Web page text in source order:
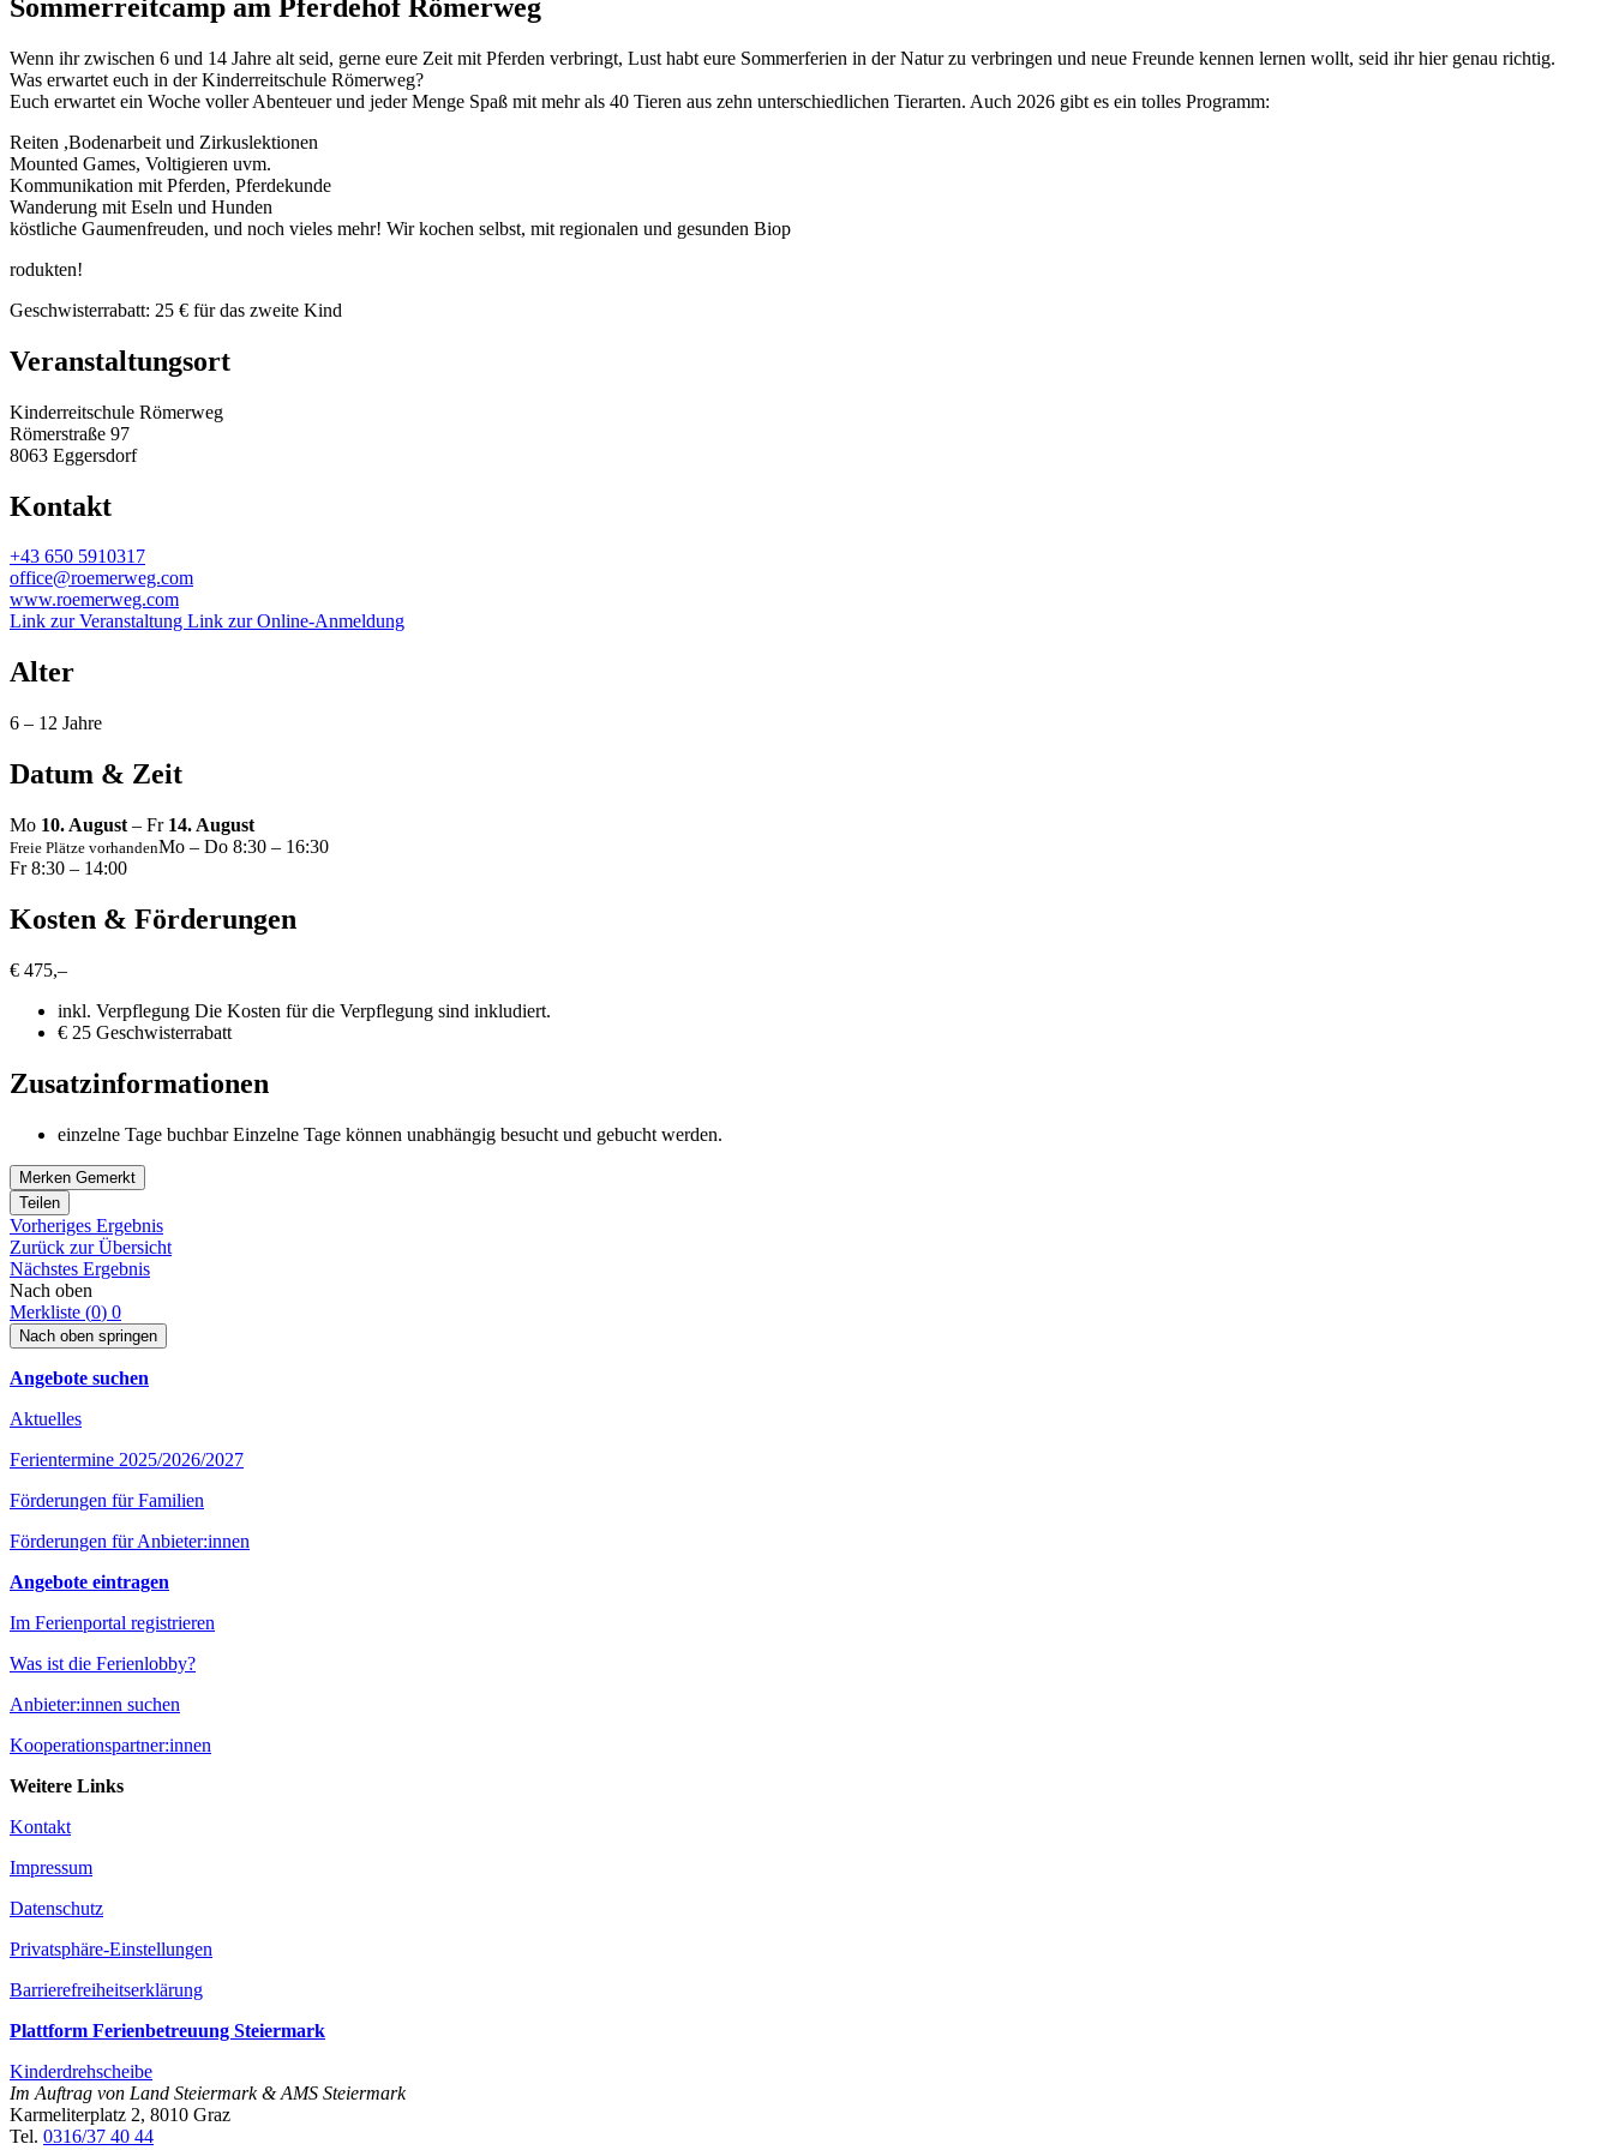
Sommerreitcamp am Pferdehof Römerweg
Wenn ihr zwischen 6 und 14 Jahre alt seid, gerne eure Zeit mit Pferden verbringt, Lust habt eure Sommerferien in der Natur zu verbringen und neue Freunde kennen lernen wollt, seid ihr hier genau richtig.
Was erwartet euch in der Kinderreitschule Römerweg?
Euch erwartet ein Woche voller Abenteuer und jeder Menge Spaß mit mehr als 40 Tieren aus zehn unterschiedlichen Tierarten. Auch 2026 gibt es ein tolles Programm:
Reiten ,Bodenarbeit und Zirkuslektionen
Mounted Games, Voltigieren uvm.
Kommunikation mit Pferden, Pferdekunde
Wanderung mit Eseln und Hunden
köstliche Gaumenfreuden, und noch vieles mehr! Wir kochen selbst, mit regionalen und gesunden Biop
rodukten!
Geschwisterrabatt: 25 € für das zweite Kind
Veranstaltungsort
Kinderreitschule Römerweg
Römerstraße 97
8063 Eggersdorf
Kontakt
+43 650 5910317
office@roemerweg.com
www.roemerweg.com
Link zur Veranstaltung Link zur Online-Anmeldung
Alter
6 – 12 Jahre
Datum & Zeit
Mo 10. August – Fr 14. August
Freie Plätze vorhandenMo – Do 8:30 – 16:30
Fr 8:30 – 14:00
Kosten & Förderungen
€ 475,–
inkl. Verpflegung Die Kosten für die Verpflegung sind inkludiert.
€ 25 Geschwisterrabatt
Zusatzinformationen
einzelne Tage buchbarEinzelne Tage können unabhängig besucht und gebucht werden.
Merken Gemerkt
Teilen
Vorheriges Ergebnis
Zurück zur Übersicht
Nächstes Ergebnis
Nach oben
Merkliste (0) 0
Nach oben springen
Angebote suchen
Aktuelles
Ferientermine 2025/2026/2027
Förderungen für Familien
Förderungen für Anbieter:innen
Angebote eintragen
Im Ferienportal registrieren
Was ist die Ferienlobby?
Anbieter:innen suchen
Kooperationspartner:innen
Weitere Links
Kontakt
Impressum
Datenschutz
Privatsphäre-Einstellungen
Barrierefreiheitserklärung
Plattform Ferienbetreuung Steiermark
Kinderdrehscheibe
Im Auftrag von Land Steiermark & AMS Steiermark
Karmeliterplatz 2, 8010 Graz
Tel. 0316/37 40 44